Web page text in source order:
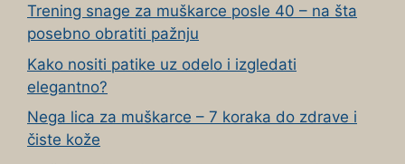
Trening snage za muškarce posle 40 – na šta
posebno obratiti pažnju
Kako nositi patike uz odelo i izgledati
elegantno?
Nega lica za muškarce – 7 koraka do zdrave i
čiste kože